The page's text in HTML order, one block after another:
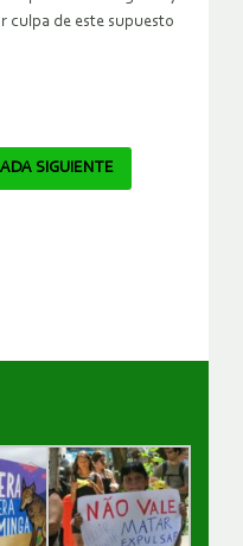
culpa de este supuesto
SIGUIENTE